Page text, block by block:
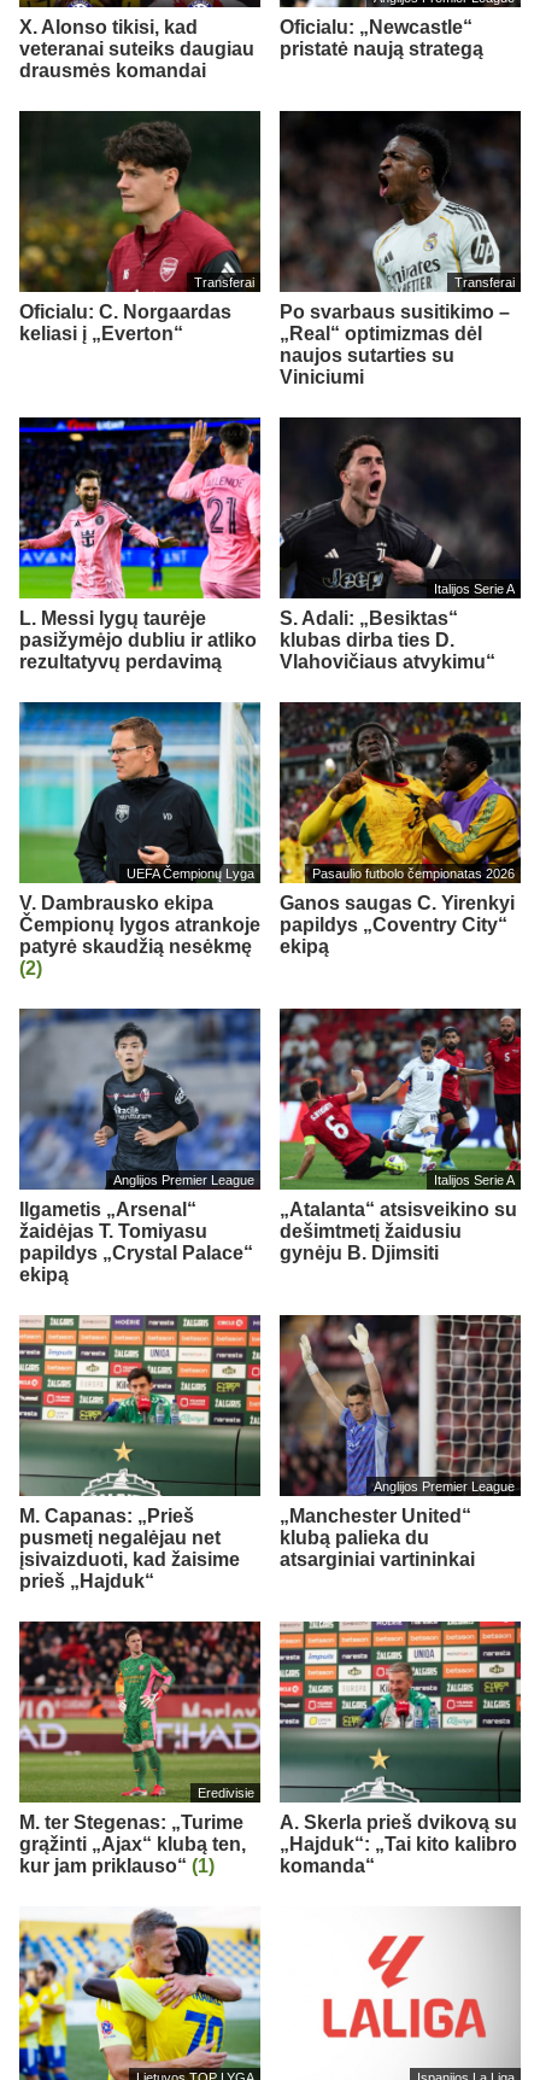
X. Alonso tikisi, kad
veteranai suteiks daugiau
drausmės komandai
Oficialu: „Newcastle“
pristatė naują strategą
Transferai
Oficialu: C. Norgaardas
keliasi į „Everton“
Transferai
Po svarbaus susitikimo –
„Real“ optimizmas dėl
naujos sutarties su
Viniciumi
L. Messi lygų taurėje
pasižymėjo dubliu ir atliko
rezultatyvų perdavimą
Italijos Serie A
S. Adali: „Besiktas“
klubas dirba ties D.
Vlahovičiaus atvykimu“
UEFA Čempionų Lyga
V. Dambrausko ekipa
Čempionų lygos atrankoje
patyrė skaudžią nesėkmę
(2)
Pasaulio futbolo čempionatas 2026
Ganos saugas C. Yirenkyi
papildys „Coventry City“
ekipą
Anglijos Premier League
Ilgametis „Arsenal“
žaidėjas T. Tomiyasu
papildys „Crystal Palace“
ekipą
Italijos Serie A
„Atalanta“ atsisveikino su
dešimtmetį žaidusiu
gynėju B. Djimsiti
M. Capanas: „Prieš
pusmetį negalėjau net
įsivaizduoti, kad žaisime
prieš „Hajduk“
Anglijos Premier League
„Manchester United“
klubą palieka du
atsarginiai vartininkai
Eredivisie
M. ter Stegenas: „Turime
grąžinti „Ajax“ klubą ten,
kur jam priklauso“ (1)
A. Skerla prieš dvikovą su
„Hajduk“: „Tai kito kalibro
komanda“